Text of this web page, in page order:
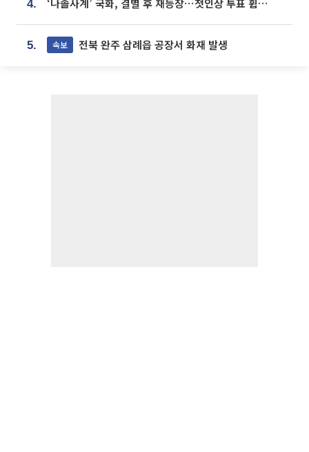
4. ‘나솔사계’ 국화, 결별 후 재등장⋯첫인상 투표 휩쓸고 ‘인기녀’ 등극
5. 속보 전북 완주 삼례읍 공장서 화재 발생